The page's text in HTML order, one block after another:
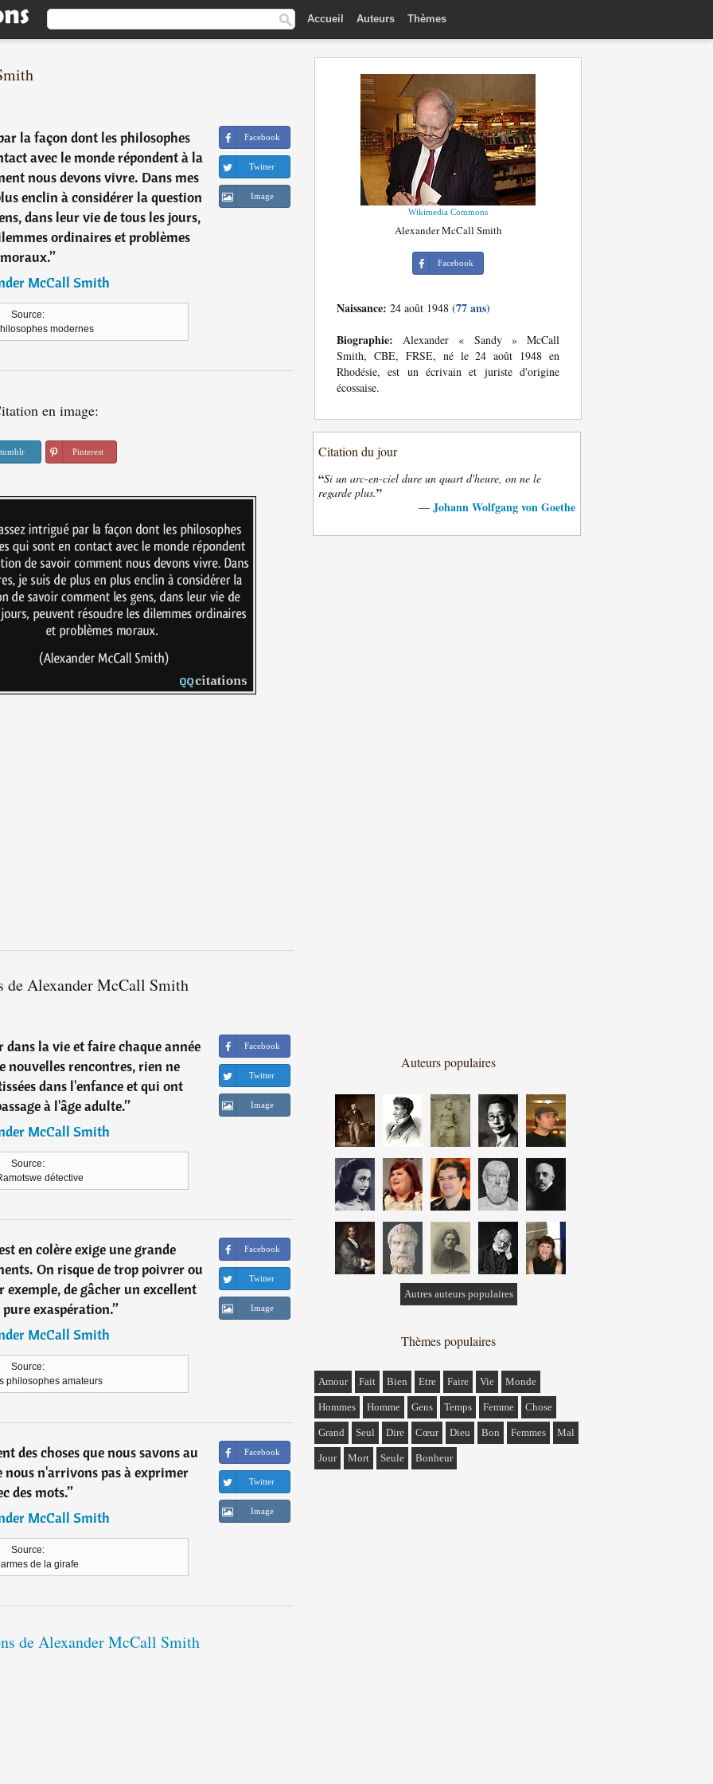
Accueil Auteurs Thèmes
la façon dont les philosophes
avec le monde répondent à la
nous devons vivre. Dans mes
enclin à considérer la question
dans leur vie de tous les jours,
ordinaires et problèmes
moraux.”
McCall Smith
Source:
modernes
Facebook
Twitter
Image
en image:
tumblr Pinterest
de Alexander McCall Smith
dans la vie et faire chaque année
nouvelles rencontres, rien ne
dans l'enfance et qui ont
à l'âge adulte.”
McCall Smith
Source:
détective
Facebook
Twitter
Image
en colère exige une grande
On risque de trop poivrer ou
exemple, de gâcher un excellent
exaspération.”
McCall Smith
Source:
philosophes amateurs
Facebook
Twitter
Image
des choses que nous savons au
nous n'arrivons pas à exprimer
des mots.”
McCall Smith
Source:
de la girafe
Facebook
Twitter
Image
de Alexander McCall Smith
Wikimedia Commons
Alexander McCall Smith
Facebook
Naissance: 24 août 1948 (77 ans)
Biographie: Alexander « Sandy » McCall
Smith, CBE, FRSE, né le 24 août 1948 en
Rhodésie, est un écrivain et juriste d'origine
écossaise.
Citation du jour
“Si un arc-en-ciel dure un quart d'heure, on ne le
regarde plus.”
— Johann Wolfgang von Goethe
Auteurs populaires
Autres auteurs populaires
Thèmes populaires
Amour Fait Bien Etre Faire Vie Monde
Hommes Homme Gens Temps Femme Chose
Grand Seul Dire Cœur Dieu Bon Femmes Mal
Jour Mort Seule Bonheur